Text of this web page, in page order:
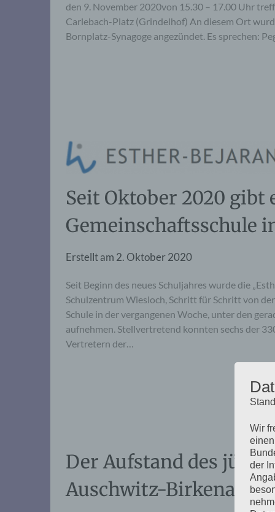
den 9. November 2020von 15.30 – 17.00 Uhr
Carlebach-Platz (Grindelhof) An diesem Ort
Bornplatz-Synagoge angezündet. Es sprechen:
Seit Oktober 2020 gibt
Gemeinschaftsschule
Erstellt am 2. Oktober 2020
Seit Beginn des neues Schuljahres wurde die
Schulzentrum Wiesloch, Schritt für Schritt von
Schule in der vergangenen Woche, unter den
aufnehmen. Stellvertretend konnten sechs der
Vertretern der…
Der Aufstand des
Auschwitz-Birkenau
Wir
der